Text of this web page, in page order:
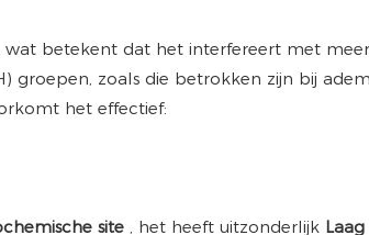
wat betekent dat het interfereert met
groepen, zoals die betrokken zijn bij
het effectief:
site , het heeft uitzonderlijk